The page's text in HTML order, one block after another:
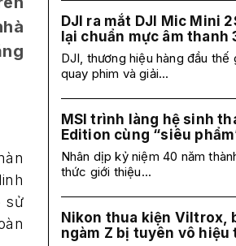
sử
DJI ra mắt DJI Mic Mini
lại chuẩn mực âm thanh
DJI, thương hiệu hàng đầu
quay phim và giải...
MSI trình làng hệ sinh
Edition cùng “siêu
Nhân dịp kỷ niệm 40 năm
thức giới thiệu...
Nikon thua kiện Viltrox,
ngàm Z bị tuyên vô hiệu